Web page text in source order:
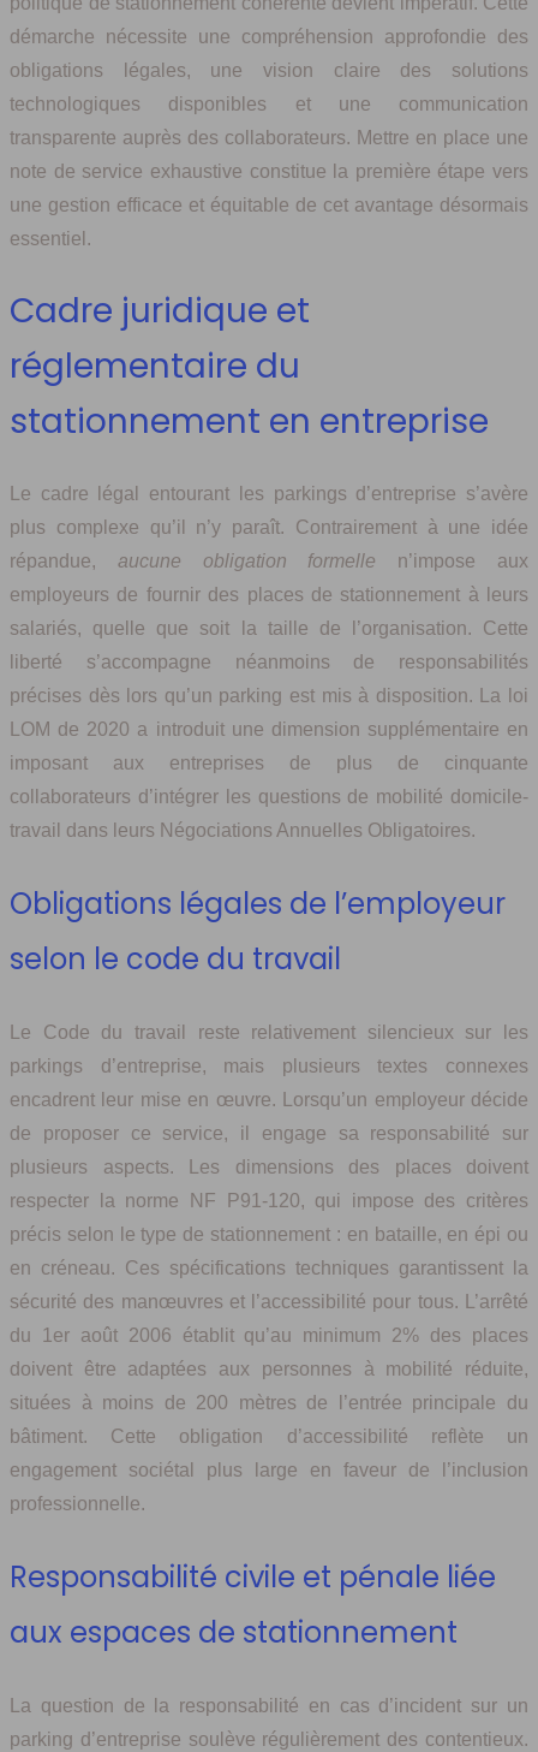
démarche nécessite une compréhension approfondie des
obligations légales, une vision claire des solutions
technologiques disponibles et une communication
transparente auprès des collaborateurs. Mettre en place une
note de service exhaustive constitue la première étape vers
une gestion efficace et équitable de cet avantage désormais
essentiel.
Cadre juridique et
réglementaire du
stationnement en entreprise
Le cadre légal entourant les parkings d’entreprise s’avère
plus complexe qu’il n’y paraît. Contrairement à une idée
répandue, aucune obligation formelle n’impose aux
employeurs de fournir des places de stationnement à leurs
salariés, quelle que soit la taille de l’organisation. Cette
liberté s’accompagne néanmoins de responsabilités
précises dès lors qu’un parking est mis à disposition. La loi
LOM de 2020 a introduit une dimension supplémentaire en
imposant aux entreprises de plus de cinquante
collaborateurs d’intégrer les questions de mobilité domicile-
travail dans leurs Négociations Annuelles Obligatoires.
Obligations légales de l’employeur
selon le code du travail
Le Code du travail reste relativement silencieux sur les
parkings d’entreprise, mais plusieurs textes connexes
encadrent leur mise en œuvre. Lorsqu’un employeur décide
de proposer ce service, il engage sa responsabilité sur
plusieurs aspects. Les dimensions des places doivent
respecter la norme NF P91-120, qui impose des critères
précis selon le type de stationnement : en bataille, en épi ou
en créneau. Ces spécifications techniques garantissent la
sécurité des manœuvres et l’accessibilité pour tous. L’arrêté
du 1er août 2006 établit qu’au minimum 2% des places
doivent être adaptées aux personnes à mobilité réduite,
situées à moins de 200 mètres de l’entrée principale du
bâtiment. Cette obligation d’accessibilité reflète un
engagement sociétal plus large en faveur de l’inclusion
professionnelle.
Responsabilité civile et pénale liée
aux espaces de stationnement
La question de la responsabilité en cas d’incident sur un
parking d’entreprise soulève régulièrement des contentieux.